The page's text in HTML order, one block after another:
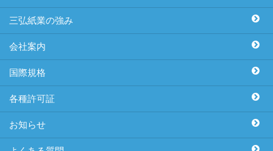
三弘紙業の強み
会社案内
国際規格
各種許可証
お知らせ